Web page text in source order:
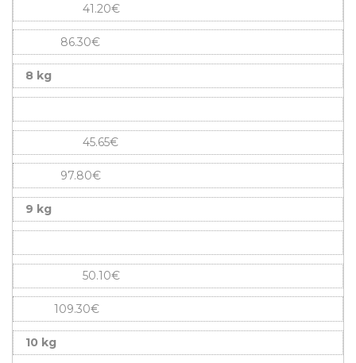
41.20€
86.30€
8 kg
45.65€
97.80€
9 kg
50.10€
109.30€
10 kg